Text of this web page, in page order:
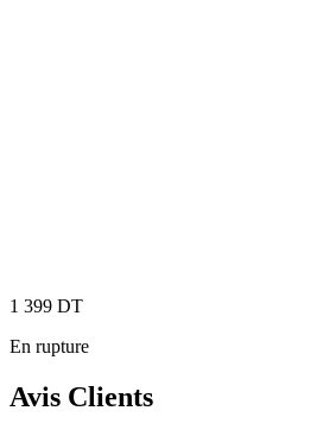
1 399 DT
En rupture
Avis Clients